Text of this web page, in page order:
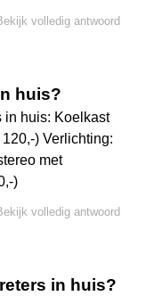
volledig antwoord
huis?
in huis: Koelkast
) Verlichting:
met
)
volledig antwoord
in huis?